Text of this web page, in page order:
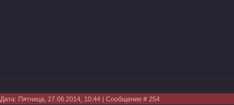
Дата: Пятница, 27.06.2014, 10:44 | Сообщение # 254